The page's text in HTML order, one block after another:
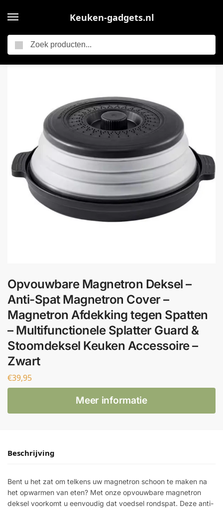
Keuken-gadgets.nl
Opvouwbare Magnetron Deksel – Anti-Spat Magnetron Cover – Magnetron Afdekking tegen Spatten – Multifunctionele Splatter Guard & Stoomdeksel Keuken Accessoire – Zwart
Opvouwbare Magnetron Deksel –
Anti-Spat Magnetron Cover –
Magnetron Afdekking tegen Spatten
– Multifunctionele Splatter Guard &
Stoomdeksel Keuken Accessoire –
Zwart
€39,95
Meer informatie
Beschrijving
Bent u het zat om telkens uw magnetron schoon te maken na
het opwarmen van eten? Met onze opvouwbare magnetron
deksel voorkomt u eenvoudig dat voedsel rondspat. Deze anti-